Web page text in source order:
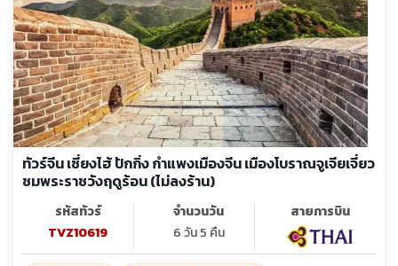
ทัวร์จีน เซี่ยงไฮ้ ปักกิ่ง กำแพงเมืองจีน เมืองโบราณจูเจียเจี่ยว
ชมพระราชวังฤดูร้อน (ไม่ลงร้าน)
รหัสทัวร์
TVZ10619
จำนวนวัน
6 วัน 5 คืน
สายการบิน